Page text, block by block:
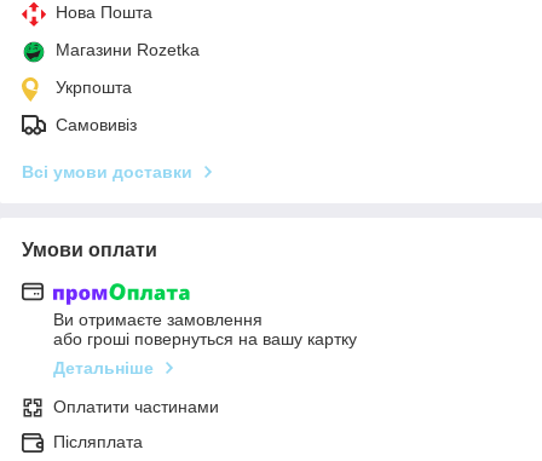
Нова Пошта
Магазини Rozetka
Укрпошта
Самовивіз
Всі умови доставки
Умови оплати
Ви отримаєте замовлення
або гроші повернуться на вашу картку
Детальніше
Оплатити частинами
Післяплата